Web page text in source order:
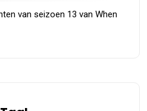
van seizoen 13 van When